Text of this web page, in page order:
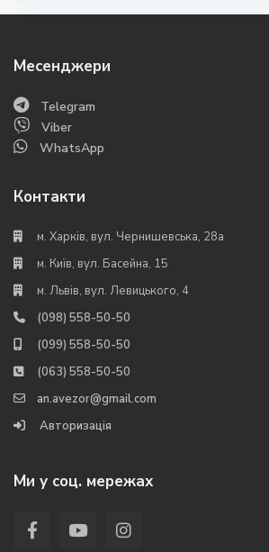
Месенджери
Telegram
Viber
WhatsApp
Контакти
м. Харків, вул. Чернишевська, 28а
м. Київ, вул. Басейна, 15
м. Львів, вул. Левицького, 4
(098) 558-50-50
(099) 558-50-50
(063) 558-50-50
an.avezor@gmail.com
Авторизація
Ми у соц. мережах